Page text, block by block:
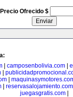
Precio Ofrecido $
| camposenbolivia.com|
| reservasalojamiento.com
juegasgratis.com|